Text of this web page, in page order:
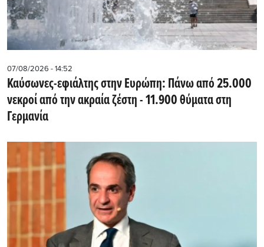
07/08/2026 - 14:52
Καύσωνες-εφιάλτης στην Ευρώπη: Πάνω από 25.000
νεκροί από την ακραία ζέστη - 11.900 θύματα στη
Γερμανία